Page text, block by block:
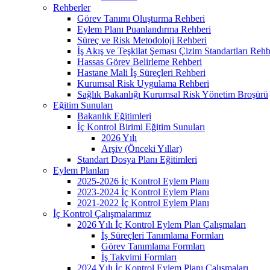
Rehberler
Görev Tanımı Oluşturma Rehberi
Eylem Planı Puanlandırma Rehberi
Süreç ve Risk Metodoloji Rehberi
İş Akış ve Teşkilat Şeması Çizim Standartları
Hassas Görev Belirleme Rehberi
Hastane Mali İş Süreçleri Rehberi
Kurumsal Risk Uygulama Rehberi
Sağlık Bakanlığı Kurumsal Risk Yönetim Broşürü
Eğitim Sunuları
Bakanlık Eğitimleri
İç Kontrol Birimi Eğitim Sunuları
2026 Yılı
Arşiv (Önceki Yıllar)
Standart Dosya Planı Eğitimleri
Eylem Planları
2025-2026 İç Kontrol Eylem Planı
2023-2024 İç Kontrol Eylem Planı
2021-2022 İç Kontrol Eylem Planı
İç Kontrol Çalışmalarımız
2026 Yılı İç Kontrol Eylem Plan Çalışmaları
İş Süreçleri Tanımlama Formları
Görev Tanımlama Formları
İş Takvimi Formları
2024 Yılı İç Kontrol Eylem Planı Çalışmaları